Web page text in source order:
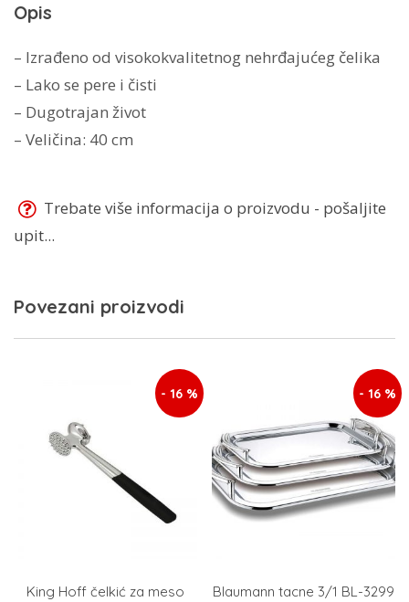
količina
Opis
– Izrađeno od visokokvalitetnog nehrđajućeg čelika
– Lako se pere i čisti
– Dugotrajan život
– Veličina: 40 cm
Trebate više informacija o proizvodu - pošaljite
upit...
Povezani proizvodi
- 16 %
King Hoff čelkić za meso
- 16 %
Blaumann tacne 3/1 BL-3299